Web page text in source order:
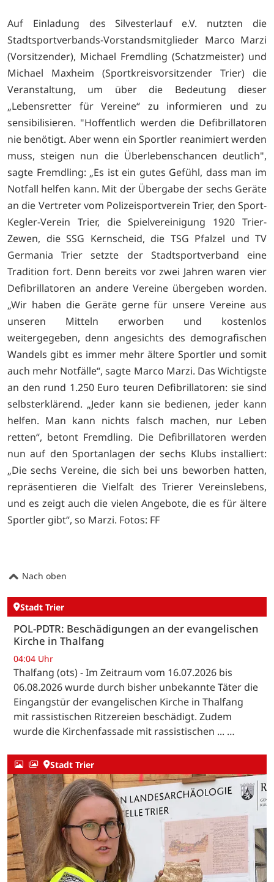
Auf Einladung des Silvesterlauf e.V. nutzten die
Stadtsportverbands-Vorstandsmitglieder Marco Marzi
(Vorsitzender), Michael Fremdling (Schatzmeister) und
Michael Maxheim (Sportkreisvorsitzender Trier) die
Veranstaltung, um über die Bedeutung dieser
„Lebensretter für Vereine“ zu informieren und zu
sensibilisieren. "Hoffentlich werden die Defibrillatoren
nie benötigt. Aber wenn ein Sportler reanimiert werden
muss, steigen nun die Überlebenschancen deutlich",
sagte Fremdling: „Es ist ein gutes Gefühl, dass man im
Notfall helfen kann. Mit der Übergabe der sechs Geräte
an die Vertreter vom Polizeisportverein Trier, den Sport-
Kegler-Verein Trier, die Spielvereinigung 1920 Trier-
Zewen, die SSG Kernscheid, die TSG Pfalzel und TV
Germania Trier setzte der Stadtsportverband eine
Tradition fort. Denn bereits vor zwei Jahren waren vier
Defibrillatoren an andere Vereine übergeben worden.
„Wir haben die Geräte gerne für unsere Vereine aus
unseren Mitteln erworben und kostenlos
weitergegeben, denn angesichts des demografischen
Wandels gibt es immer mehr ältere Sportler und somit
auch mehr Notfälle“, sagte Marco Marzi. Das Wichtigste
an den rund 1.250 Euro teuren Defibrillatoren: sie sind
selbsterklärend. „Jeder kann sie bedienen, jeder kann
helfen. Man kann nichts falsch machen, nur Leben
retten“, betont Fremdling. Die Defibrillatoren werden
nun auf den Sportanlagen der sechs Klubs installiert:
„Die sechs Vereine, die sich bei uns beworben hatten,
repräsentieren die Vielfalt des Trierer Vereinslebens,
und es zeigt auch die vielen Angebote, die es für ältere
Sportler gibt“, so Marzi. Fotos: FF
Nach oben
Stadt Trier
POL-PDTR: Beschädigungen an der evangelischen
Kirche in Thalfang
04:04 Uhr
Thalfang (ots) - Im Zeitraum vom 16.07.2026 bis
06.08.2026 wurde durch bisher unbekannte Täter die
Eingangstür der evangelischen Kirche in Thalfang
mit rassistischen Ritzereien beschädigt. Zudem
wurde die Kirchenfassade mit rassistischen ... …
Stadt Trier